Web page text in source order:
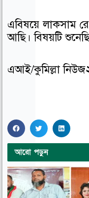
এবিষয়ে লাকসাম
আছি। বিষয়টি
এআই/কুমিল্লা
S
h
a
o
S
h
a
e
o
S
h
e
o
আরো পড়ুন